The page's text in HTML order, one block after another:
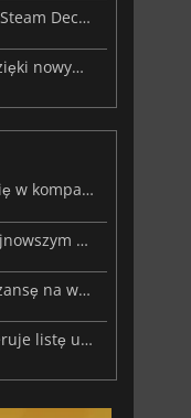
Civilization VII jest już gotowe, także na Steam Decku
Civilization VII zwiększy regrywalność dzięki nowym funkcjom
Microcivilization zmienia wielką strategię w kompaktowe wyzwanie
Civilization VI i inne hity Sid Meier w najnowszym Humble Bundle
Wielkanocny zestaw Fanatical oferuje szansę na wygranie Steam Decka lub gogli VR
The Sid Meier Collection od Humble oferuje listę uznanych gier strategicznych i wiele więcej